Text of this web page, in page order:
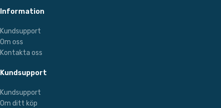
Information
Kundsupport
Om oss
Kontakta oss
Kundsupport
Kundsupport
Om ditt köp